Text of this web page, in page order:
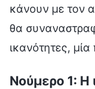
κάνουν με τον
θα
ικανότητες, μία
Νούμερο 1: Η